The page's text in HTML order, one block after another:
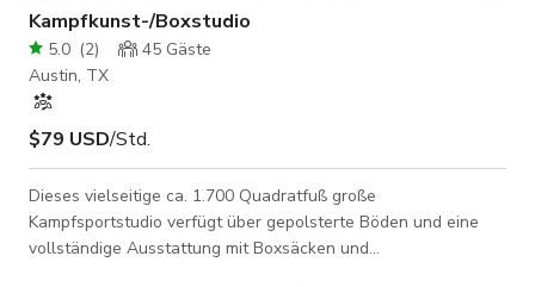
Kampfkunst-/Boxstudio
5.0 (2) 45 Gäste
Austin, TX
$79 USD/Std.
Dieses vielseitige ca. 1.700 Quadratfuß große
Kampfsportstudio verfügt über gepolsterte Böden und eine
vollständige Ausstattung mit Boxsäcken und